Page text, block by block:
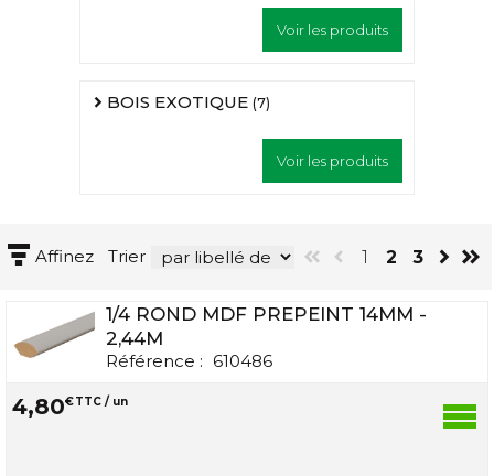
Voir les produits
BOIS EXOTIQUE (7)
Voir les produits
Affinez Trier 1 2 3
1/4 ROND MDF PREPEINT 14MM -
2,44M
Référence : 610486
4,80€TTC / un